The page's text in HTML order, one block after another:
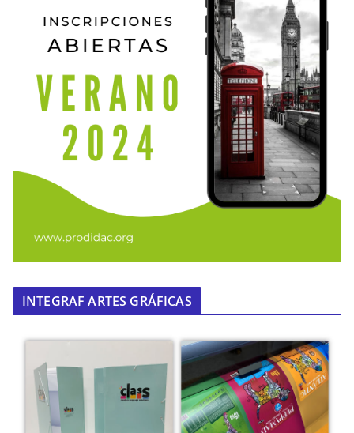
INTEGRAF ARTES GRÁFICAS